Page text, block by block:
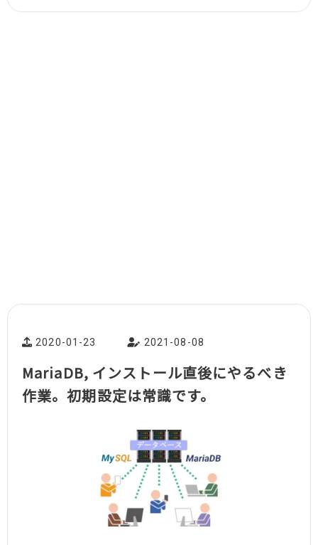
2020-01-23 2021-08-08
MariaDB, インストール直後にやるべき
作業。初期設定は常識です。